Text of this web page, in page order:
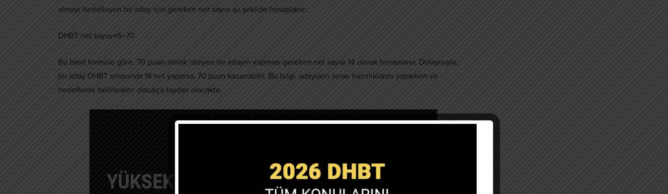
almayı hedefleyen bir aday için gereken net sayısı şu şekilde hesaplanır:
DHBT net sayısı×5=70
Bu basit formüle göre, 70 puan almak isteyen bir adayın yapması gereken net sayısı 14 olarak hesaplanır. Dolayısıyla,
bir aday DHBT sınavında 14 net yaparsa, 70 puan kazanabilir. Bu bilgi, adayların sınav hazırlıklarını yaparken ve
hedeflerini belirlerken oldukça faydalı olacaktır.